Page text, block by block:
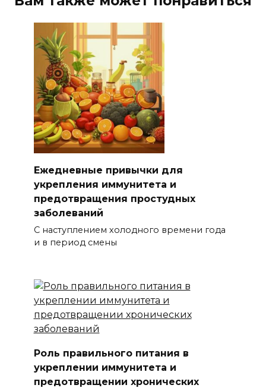
Ежедневные привычки для
укрепления иммунитета и
предотвращения простудных
заболеваний
С наступлением холодного времени года
и в период смены
Роль правильного питания в
укреплении иммунитета и
предотвращении хронических